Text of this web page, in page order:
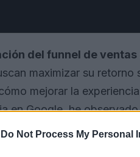
Do Not Process My Personal
del funnel de ventas
maximizar su retorno
mejorar la
en Google, he
transformando el
artículo, exploraremos la